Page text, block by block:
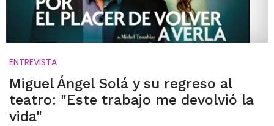
ENTREVISTA
Miguel Ángel Solá y su regreso al
teatro: "Este trabajo me devolvió la
vida"